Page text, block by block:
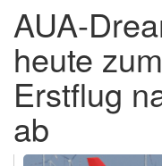
AUA-
heute
Erstflug
ab